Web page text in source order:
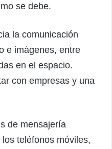
se debe.
la comunicación
e imágenes, entre
en el espacio.
con empresas y una
de mensajería
teléfonos móviles,